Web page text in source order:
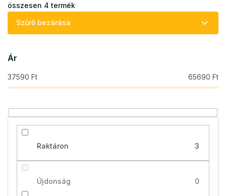
k
e
n
d
e
é
s
összesen 4 termék
Szűrő bezárása
Ár
37590 Ft 65690 Ft
Raktáron 3
Újdonság 0